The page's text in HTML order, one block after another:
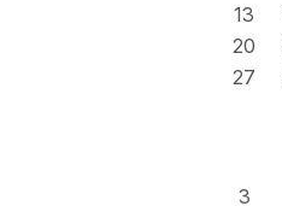
13
20
27
3